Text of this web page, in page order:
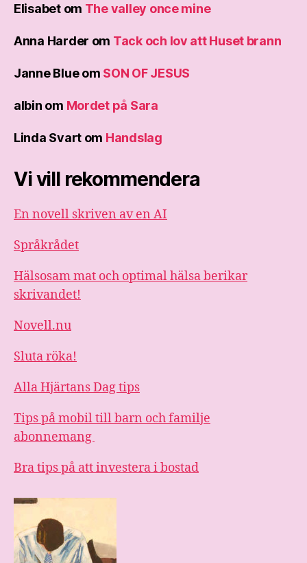
Elisabetom The valley once mine
Anna Harder om Tack och lov att Huset brann
Janne Blueom SON OF JESUS
albin om Mordet på Sara
Linda Svart om Handslag
Vi vill rekommendera
En novell skriven av en AI
Språkrådet
Hälsosam mat och optimal hälsa berikar
skrivandet!
Novell.nu
Sluta röka!
Alla Hjärtans Dag tips
Tips på mobil till barn och familje
abonnemang
Bra tips på att investera i bostad